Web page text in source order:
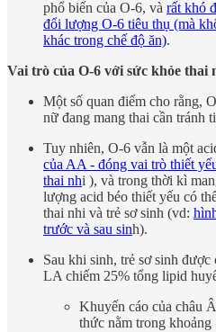
phổ biến của O-6, và rất khó
đổi lượng O-6 tiêu thụ (mà
khác trong chế độ ăn).
Vai trò của O-6 với sức khỏe thai
Một số quan điểm cho rằng,
nữ đang mang thai cần tránh
Tuy nhiên, O-6 vẫn là một
của AA - đóng vai trò thiết
thai nhi ), và trong thời kì
lượng acid béo thiết yếu có
thai nhi và trẻ sơ sinh (vd:
trước và sau sinh).
Sau khi sinh, trẻ sơ sinh
LA chiếm 25% tổng lipid
Khuyến cáo của châu
thức nằm trong